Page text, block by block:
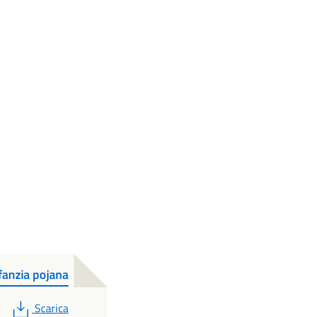
pojana
PDF
Scarica